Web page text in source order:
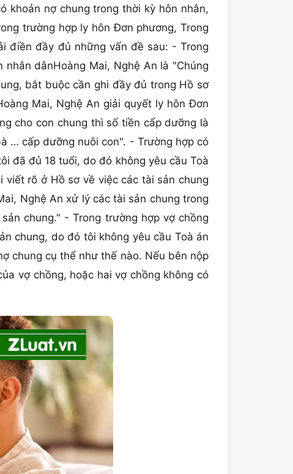
khoản nợ chung trong thời kỳ hôn nhân,
trường hợp ly hôn Đơn phương, Trong
điền đầy đủ những vấn đề sau: - Trong
dânHoàng Mai, Nghệ An là "Chúng
bắt buộc cần ghi đầy đủ trong Hồ sơ
Mai, Nghệ An giải quyết ly hôn Đơn
cho con chung thì số tiền cấp dưỡng là
… cấp dưỡng nuôi con". - Trường hợp có
đã đủ 18 tuổi, do đó không yêu cầu Toà
rõ ở Hồ sơ về việc các tài sản chung
Nghệ An xử lý các tài sản chung trong
chung." - Trong trường hợp vợ chồng
chung, do đó tôi không yêu cầu Toà án
chung cụ thể như thế nào. Nếu bên nộp
vợ chồng, hoặc hai vợ chồng không có